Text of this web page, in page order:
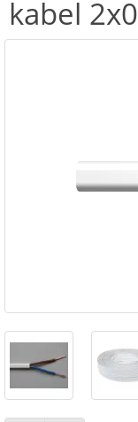
kabel